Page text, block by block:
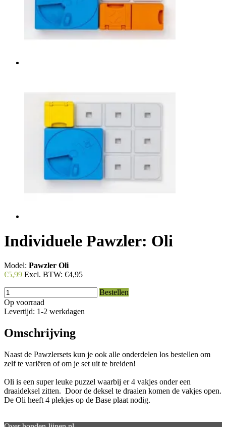
Individuele Pawzler: Oli
Model: Pawzler Oli
€5,99 Excl. BTW: €4,95
Bestellen
Op voorraad
Levertijd: 1-2 werkdagen
Omschrijving
Naast de Pawzlersets kun je ook alle onderdelen los bestellen om
zelf te variëren of om je set uit te breiden!
Oli is een super leuke puzzel waarbij er 4 vakjes onder een
draaideksel zitten. Door de deksel te draaien komen de vakjes open.
De Oli heeft 4 plekjes op de Base plaat nodig.